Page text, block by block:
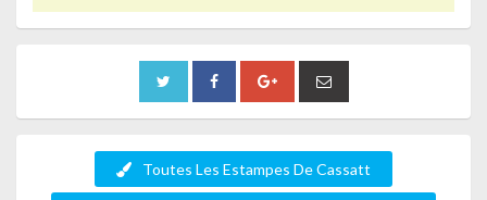
Toutes Les Estampes De Cassatt